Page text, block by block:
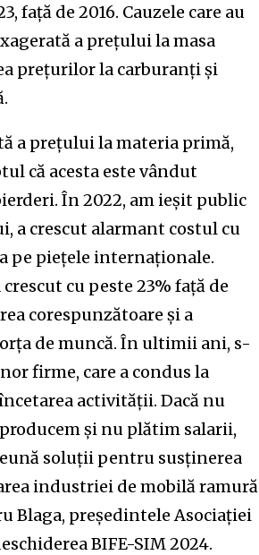
față de 2016. Cauzele care au
a prețului la masa
prețurilor la carburanți și
a prețului la materia primă,
că acesta este vândut
În 2022, am ieșit public
a crescut alarmant costul cu
pe piețele internaționale.
cu peste 23% față de
corespunzătoare și a
de muncă. În ultimii ani, s-
firme, care a condus la
activității. Dacă nu
și nu plătim salarii,
soluții pentru susținerea
industriei de mobilă ramură
Blaga, președintele Asociației
BIFE-SIM 2024.